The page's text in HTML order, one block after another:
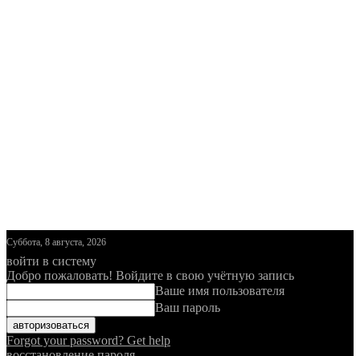
Суббота, 8 августа, 2026
войти в систему
Добро пожаловать! Войдите в свою учётную запись
Ваше имя пользователя
Ваш пароль
Forgot your password? Get help